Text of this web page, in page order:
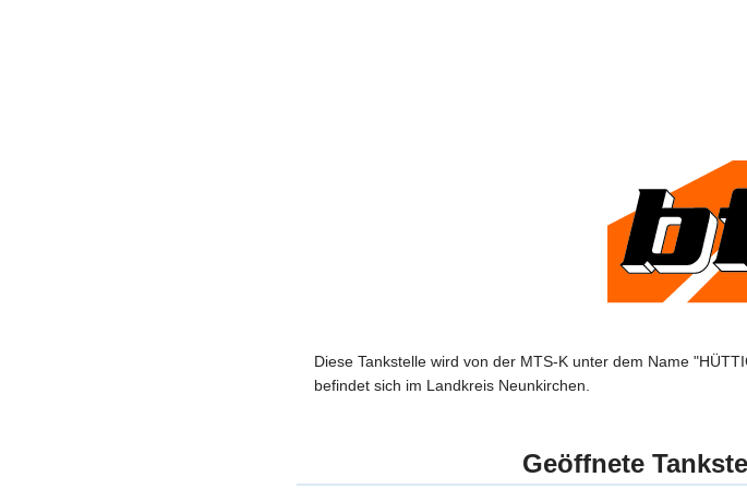
Diese Tankstelle wird von der MTS-K unter dem Name
befindet sich im Landkreis Neunkirchen.
Geöffnete